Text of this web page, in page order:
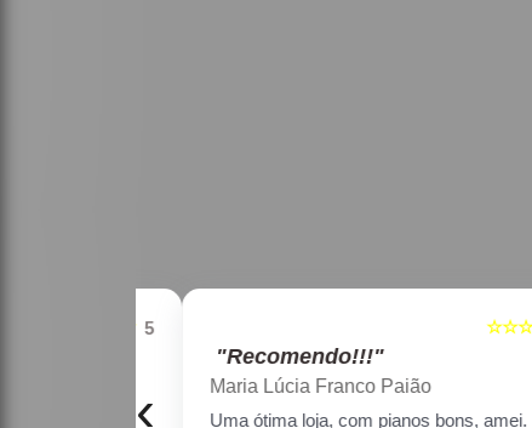
☆☆☆☆☆
"Recomendo!!!"
Maria Lúcia Franco Paião
Uma ótima loja, com pianos bons, amei.
‹